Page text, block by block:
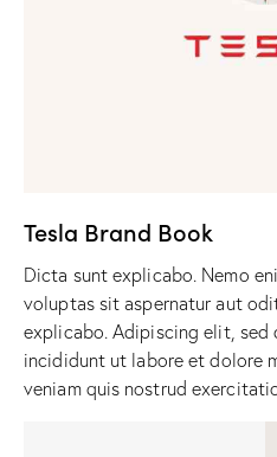
Tesla Brand Book
Dicta sunt explicabo. Nemo
voluptas sit aspernatur aut
explicabo. Adipiscing elit, sed
incididunt ut labore et dolore
veniam quis nostrud